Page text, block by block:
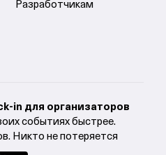
Разработчикам
in для организаторов
событиях быстрее.
Никто не потеряется